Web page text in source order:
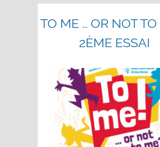
TO ME … OR NOT TO
2ÈME ESSAI